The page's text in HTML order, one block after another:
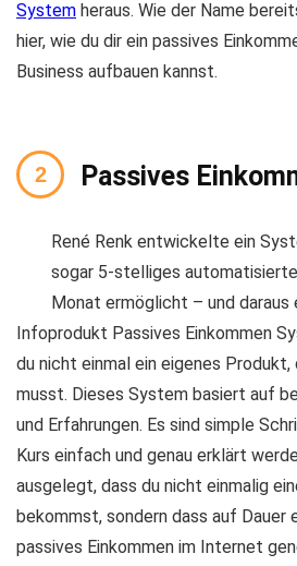
System heraus. Wie der Name
hier, wie du dir ein passives
Business aufbauen kannst.
Passives
René Renk entwickelte ein
sogar 5-stelliges
Monat ermöglicht – und daraus
Infoprodukt Passives Einkommen
du nicht einmal ein eigenes Produkt,
musst. Dieses System basiert auf
und Erfahrungen. Es sind simple
Kurs einfach und genau erklärt
ausgelegt, dass du nicht einmalig
bekommst, sondern dass auf Dauer
passives Einkommen im Internet